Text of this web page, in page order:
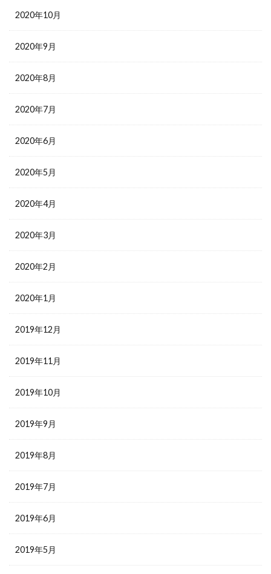
2020年10月
2020年9月
2020年8月
2020年7月
2020年6月
2020年5月
2020年4月
2020年3月
2020年2月
2020年1月
2019年12月
2019年11月
2019年10月
2019年9月
2019年8月
2019年7月
2019年6月
2019年5月